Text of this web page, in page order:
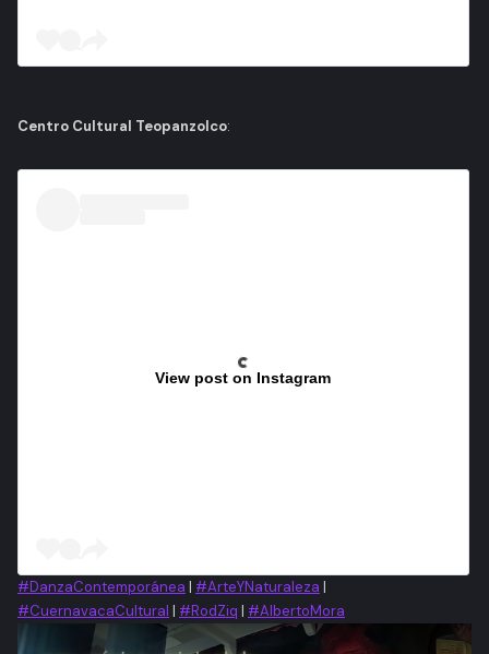
Centro Cultural Teopanzolco:
View post on Instagram
#DanzaContemporánea | #ArteYNaturaleza |
#CuernavacaCultural | #RodZiq | #AlbertoMora